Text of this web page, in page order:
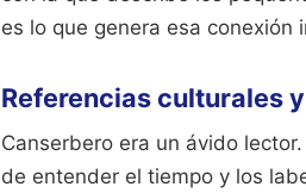
es lo que genera esa conexión
Referencias culturales
Canserbero era un ávido
de entender el tiempo y los